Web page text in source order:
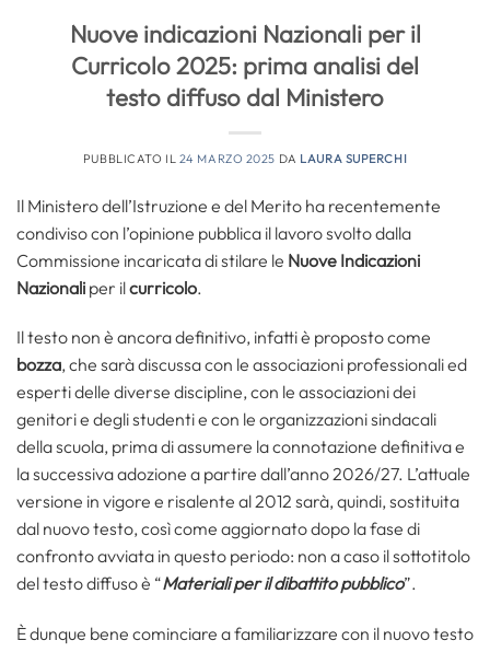
Nuove indicazioni Nazionali per il
Curricolo 2025: prima analisi del
testo diffuso dal Ministero
PUBBLICATO IL 24 MARZO 2025 DA LAURA SUPERCHI
Il Ministero dell’Istruzione e del Merito ha recentemente
condiviso con l’opinione pubblica il lavoro svolto dalla
Commissione incaricata di stilare le Nuove Indicazioni
Nazionali per ilcurricolo.
Il testo non è ancora definitivo, infatti è proposto come
bozza, che sarà discussa con le associazioni professionali ed
esperti delle diverse discipline, con le associazioni dei
genitori e degli studenti e con le organizzazioni sindacali
della scuola, prima di assumere la connotazione definitiva e
la successiva adozione a partire dall’anno 2026/27. L’attuale
versione in vigore e risalente al 2012 sarà, quindi, sostituita
dal nuovo testo, così come aggiornato dopo la fase di
confronto avviata in questo periodo: non a caso il sottotitolo
del testo diffuso è “Materiali per il dibattito pubblico”.
È dunque bene cominciare a familiarizzare con il nuovo testo